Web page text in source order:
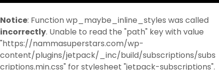
Notice: Function wp_maybe_inline_styles was called
incorrectly. Unable to read the "path" key with value
"https://nammasuperstars.com/wp-
content/plugins/jetpack/_inc/build/subscriptions/subs
criptions.min.css" for stylesheet "jetpack-subscriptions".